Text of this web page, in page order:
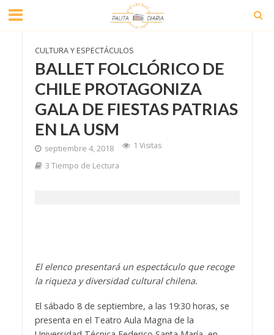
CULTURA Y ESPECTÁCULOS
BALLET FOLCLÓRICO DE
CHILE PROTAGONIZA
GALA DE FIESTAS PATRIAS
EN LA USM
septiembre 4, 2018
1 Visitas
3 Tiempo de Lectura
El elenco presentará un espectáculo que recoge
la riqueza y diversidad cultural chilena.
El sábado 8 de septiembre, a las 19:30 horas, se
presenta en el Teatro Aula Magna de la